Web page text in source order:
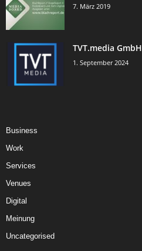
7. März 2019
TVT.media GmbH
1. September 2024
Business
Work
Services
Venues
Digital
Meinung
Uncategorised